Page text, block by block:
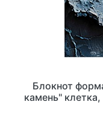
Блокнот
камень"